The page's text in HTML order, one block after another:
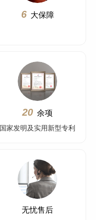
6 大保障
20 余项
国家发明及实用新型专利
无忧售后